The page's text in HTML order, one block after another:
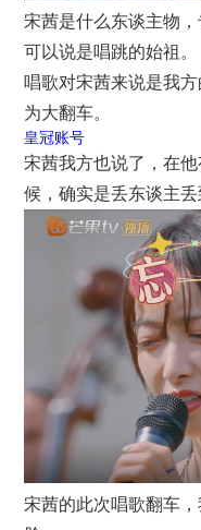
宋茜是什么东谈主物
可以说是唱跳的始祖。
唱歌对宋茜来说是我
为大翻车。
皇冠账号
宋茜我方也说了，在
候，确实是丢东谈主丢
宋茜的此次唱歌翻车